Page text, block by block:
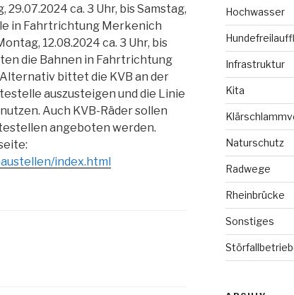
ca. 3 Uhr, bis Samstag,
in Fahrtrichtung Merkenich
12.08.2024 ca. 3 Uhr, bis
die Bahnen in Fahrtrichtung
bittet die KVB an der
auszusteigen und die Linie
Auch KVB-Räder sollen
angeboten werden.
index.html
Hochwasser
Infrastruktur
Kita
Naturschutz
Radwege
Rheinbrücke
Sonstiges